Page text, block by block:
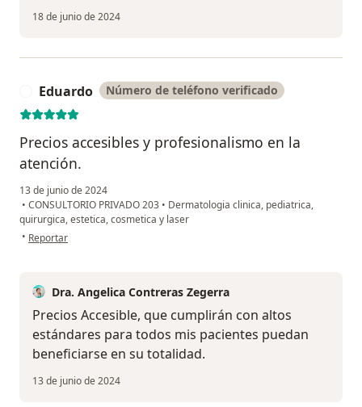
18 de junio de 2024
Eduardo Número de teléfono verificado
Precios accesibles y profesionalismo en la
atención.
13 de junio de 2024
• CONSULTORIO PRIVADO 203 • Dermatologia clinica, pediatrica,
quirurgica, estetica, cosmetica y laser
• en opinión del usuario Eduardo
Reportar
Dra. Angelica Contreras Zegerra
Precios Accesible, que cumplirán con altos
estándares para todos mis pacientes puedan
beneficiarse en su totalidad.
13 de junio de 2024